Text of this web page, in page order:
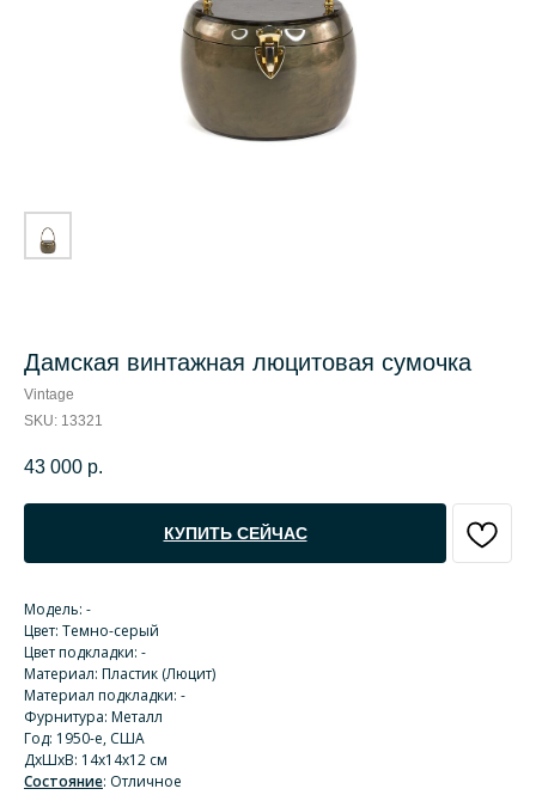
Дамская винтажная люцитовая сумочка
Vintage
SKU: 13321
43 000 р.
КУПИТЬ СЕЙЧАС
Модель: -
Цвет: Темно-серый
Цвет подкладки: -
Материал: Пластик (Люцит)
Материал подкладки: -
Фурнитура: Металл
Год: 1950-е, США
ДхШхВ: 14х14х12 см
Состояние: Отличное